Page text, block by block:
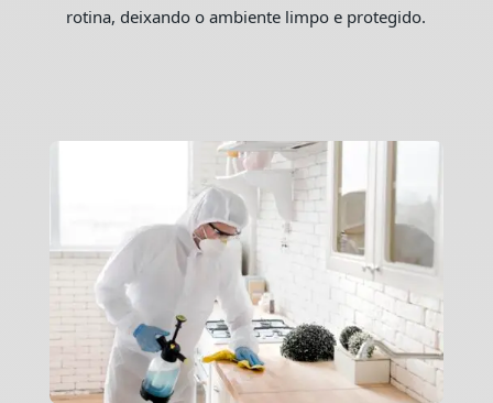
rotina, deixando o ambiente limpo e protegido.